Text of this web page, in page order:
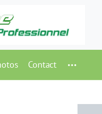
Contact